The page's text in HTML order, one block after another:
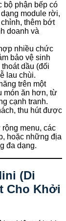
bộ phận bếp có
module rời,
thêm bớt
doanh và
nhiều chức
bảo vệ sinh
dầu (đối
lau chùi.
trên một
món ăn hơn, từ
cạnh tranh.
thu hút được
menu, các
hoặc những địa
đa dạng.
(Di
Cho Khởi